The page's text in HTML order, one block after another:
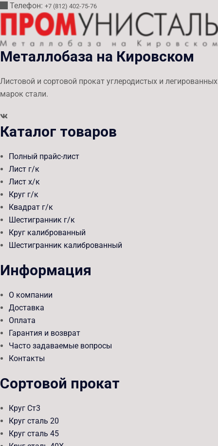
Телефон: +7 (812) 402-75-76
Металлобаза на Кировском
Листовой и сортовой прокат углеродистых и легированных
марок стали.
Каталог товаров
Полный прайс-лист
Лист г/к
Лист х/к
Круг г/к
Квадрат г/к
Шестигранник г/к
Круг калиброванный
Шестигранник калиброванный
Информация
О компании
Доставка
Оплата
Гарантия и возврат
Часто задаваемые вопросы
Контакты
Сортовой прокат
Круг Ст3
Круг сталь 20
Круг сталь 45